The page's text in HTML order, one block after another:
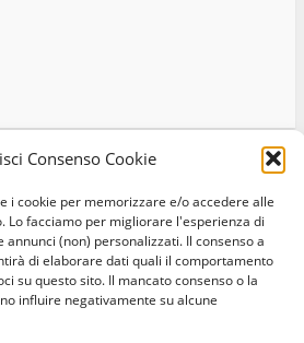
Consenso Cookie
i cookie per memorizzare e/o accedere alle
Lo facciamo per migliorare l'esperienza di
(non) personalizzati. Il consenso a
di elaborare dati quali il comportamento
su questo sito. Il mancato consenso o la
influire negativamente su alcune
Cookie Policy Contatti
FacebookInstagram
Twitter
90148040562 - N° iscrizione